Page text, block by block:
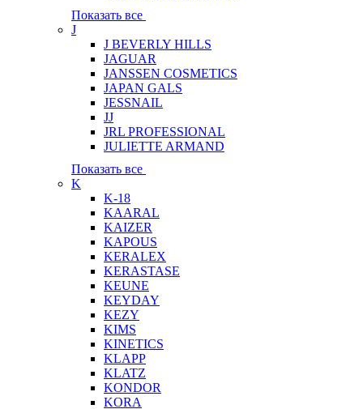
Показать все
J
J BEVERLY HILLS
JAGUAR
JANSSEN COSMETICS
JAPAN GALS
JESSNAIL
JJ
JRL PROFESSIONAL
JULIETTE ARMAND
Показать все
K
K-18
KAARAL
KAIZER
KAPOUS
KERALEX
KERASTASE
KEUNE
KEYDAY
KEZY
KIMS
KINETICS
KLAPP
KLATZ
KONDOR
KORA